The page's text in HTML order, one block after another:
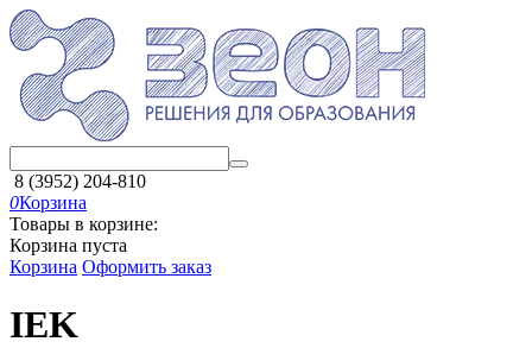
8 (3952) 204-810
0Корзина
Товары в корзине:
Корзина пуста
Корзина Оформить заказ
IEK